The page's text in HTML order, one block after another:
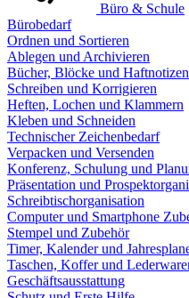
Büro & Schule
Bürobedarf
Ordnen und Sortieren
Ablegen und Archivieren
Bücher, Blöcke und Haftnotizen
Schreiben und Korrigieren
Heften, Lochen und Klammern
Kleben und Schneiden
Technischer Zeichenbedarf
Verpacken und Versenden
Konferenz, Schulung und
Präsentation und
Schreibtischorganisation
Computer und Smartphone
Stempel und Zubehör
Timer, Kalender und
Taschen, Koffer und
Geschäftsausstattung